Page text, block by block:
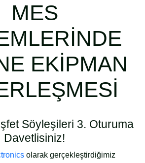
MES
EKİPMAN
Söyleşileri 3. Oturuma
Davetlisiniz!
olarak gerçekleştirdiğimiz